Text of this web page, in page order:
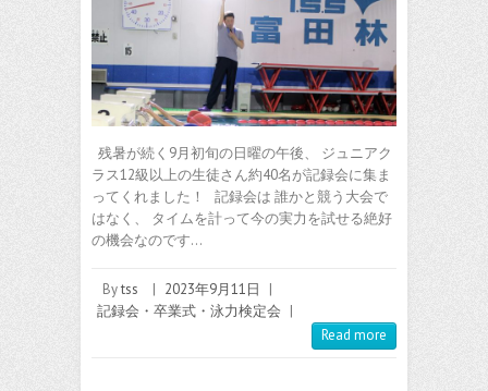
残暑が続く9月初旬の日曜の午後、 ジュニアク
ラス12級以上の生徒さん約40名が記録会に集ま
ってくれました！ 記録会は 誰かと競う大会で
はなく、 タイムを計って今の実力を試せる絶好
の機会なのです…
Bytss | 2023年9月11日
|
記録会・卒業式・泳力検定会 |
Read more